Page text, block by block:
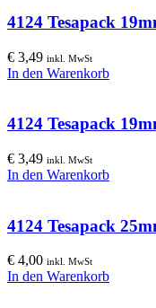
4124 Tesapack
€ 3,49 inkl. MwSt
In den Warenkorb
4124 Tesapack
€ 3,49 inkl. MwSt
In den Warenkorb
4124 Tesapack
€ 4,00 inkl. MwSt
In den Warenkorb